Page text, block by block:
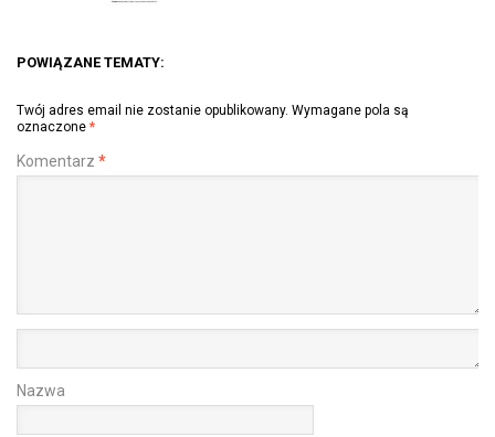
POWIĄZANE TEMATY:
Twój adres email nie zostanie opublikowany. Wymagane pola są
oznaczone *
Komentarz *
Nazwa